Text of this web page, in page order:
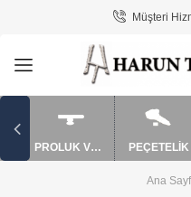
Müşteri
BARDAK VE
MUM
mutfak
PROLUK VE APARATLAR PEÇETELİK
Ana